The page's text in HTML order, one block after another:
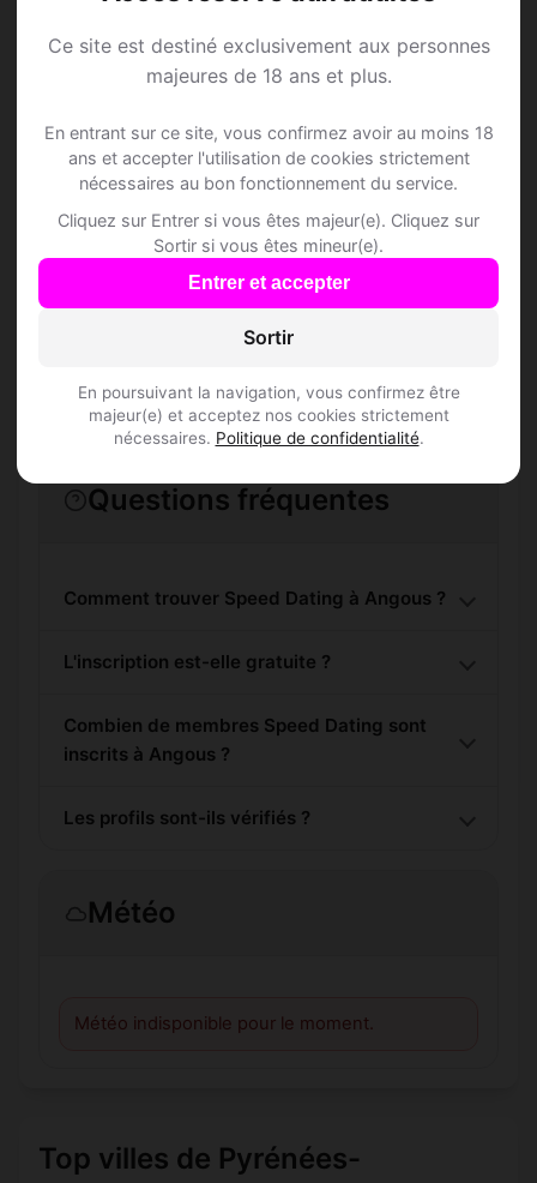
Ce site est destiné exclusivement aux personnes
majeures de 18 ans et plus.
En entrant sur ce site, vous confirmez avoir au moins 18
ans et accepter l'utilisation de cookies strictement
nécessaires au bon fonctionnement du service.
Cliquez sur Entrer si vous êtes majeur(e). Cliquez sur
Sortir si vous êtes mineur(e).
Entrer et accepter
Sortir
En poursuivant la navigation, vous confirmez être
majeur(e) et acceptez nos cookies strictement
nécessaires. Politique de confidentialité.
Speed Dating à
Angous
Rejoins les membres de Angous et des
alentours !
Questions fréquentes
Comment trouver Speed Dating à Angous ?
L'inscription est-elle gratuite ?
Combien de membres Speed Dating sont
inscrits à Angous ?
Les profils sont-ils vérifiés ?
Météo
Météo indisponible pour le moment.
Top villes de Pyrénées-